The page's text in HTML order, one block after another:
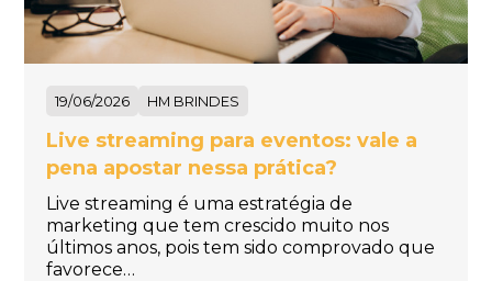
19/06/2026 HM BRINDES
Live streaming para eventos: vale a
pena apostar nessa prática?
Live streaming é uma estratégia de
marketing que tem crescido muito nos
últimos anos, pois tem sido comprovado que
favorece…